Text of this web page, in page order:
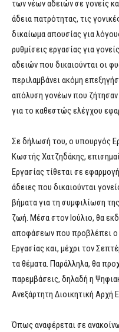
των νέων αδειών σε γονείς
άδεια πατρότητας, τις
δικαίωμα απουσίας για
ρυθμίσεις εργασίας για
αδειών που δικαιούνται οι
περιλαμβάνει ακόμη
απόλυση γονέων που ζήτησαν
για το καθεστώς ελέγχου
Σε δήλωσή του, ο υπουργός
Κωστής Χατζηδάκης,
Εργασίας τίθεται σε
άδειες που δικαιούνται
βήματα για τη συμφιλίωση
ζωή. Μέσα στον Ιούλιο, θα
αποφάσεων που προβλέπει ο
Εργασίας και, μέχρι τον
τα θέματα. Παράλληλα, θα
παρεμβάσεις, δηλαδή η
Ανεξάρτητη Διοικητική Αρχή
Όπως αναφέρεται σε